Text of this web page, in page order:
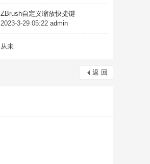
ZBrush自定义缩放快捷键
2023-3-29 05:22 admin
从未
返 回